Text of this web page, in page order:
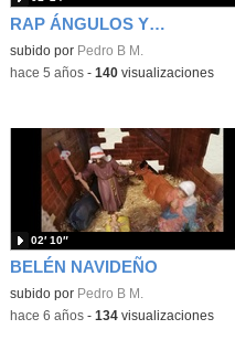
RAP ÁNGULOS Y LÍNEAS
Contenido educativo.
subido por Pedro B M.
-hace 5 años- 140visualizaciones
BELÉN NAVIDEÑO
Contenido educativo.
subido por Pedro B M.
02′ 10″
-hace 6 años- 134visualizaciones